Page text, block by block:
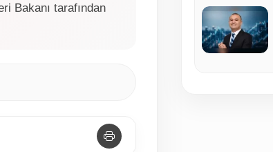
Bakanı tarafından